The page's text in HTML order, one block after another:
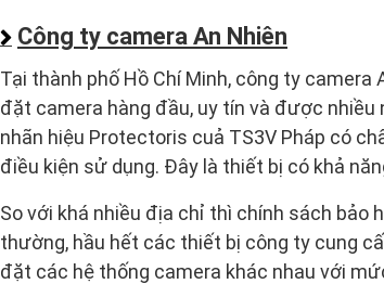
Công ty camera An Nhiên
Tại thành phố Hồ Chí Minh, công ty
đặt camera hàng đầu, uy tín và được
nhãn hiệu Protectoris cuả TS3V Pháp có
điều kiện sử dụng. Đây là thiết bị có khả
So với khá nhiều địa chỉ thì chính sách
thường, hầu hết các thiết bị công ty cung
đặt các hệ thống camera khác nhau với